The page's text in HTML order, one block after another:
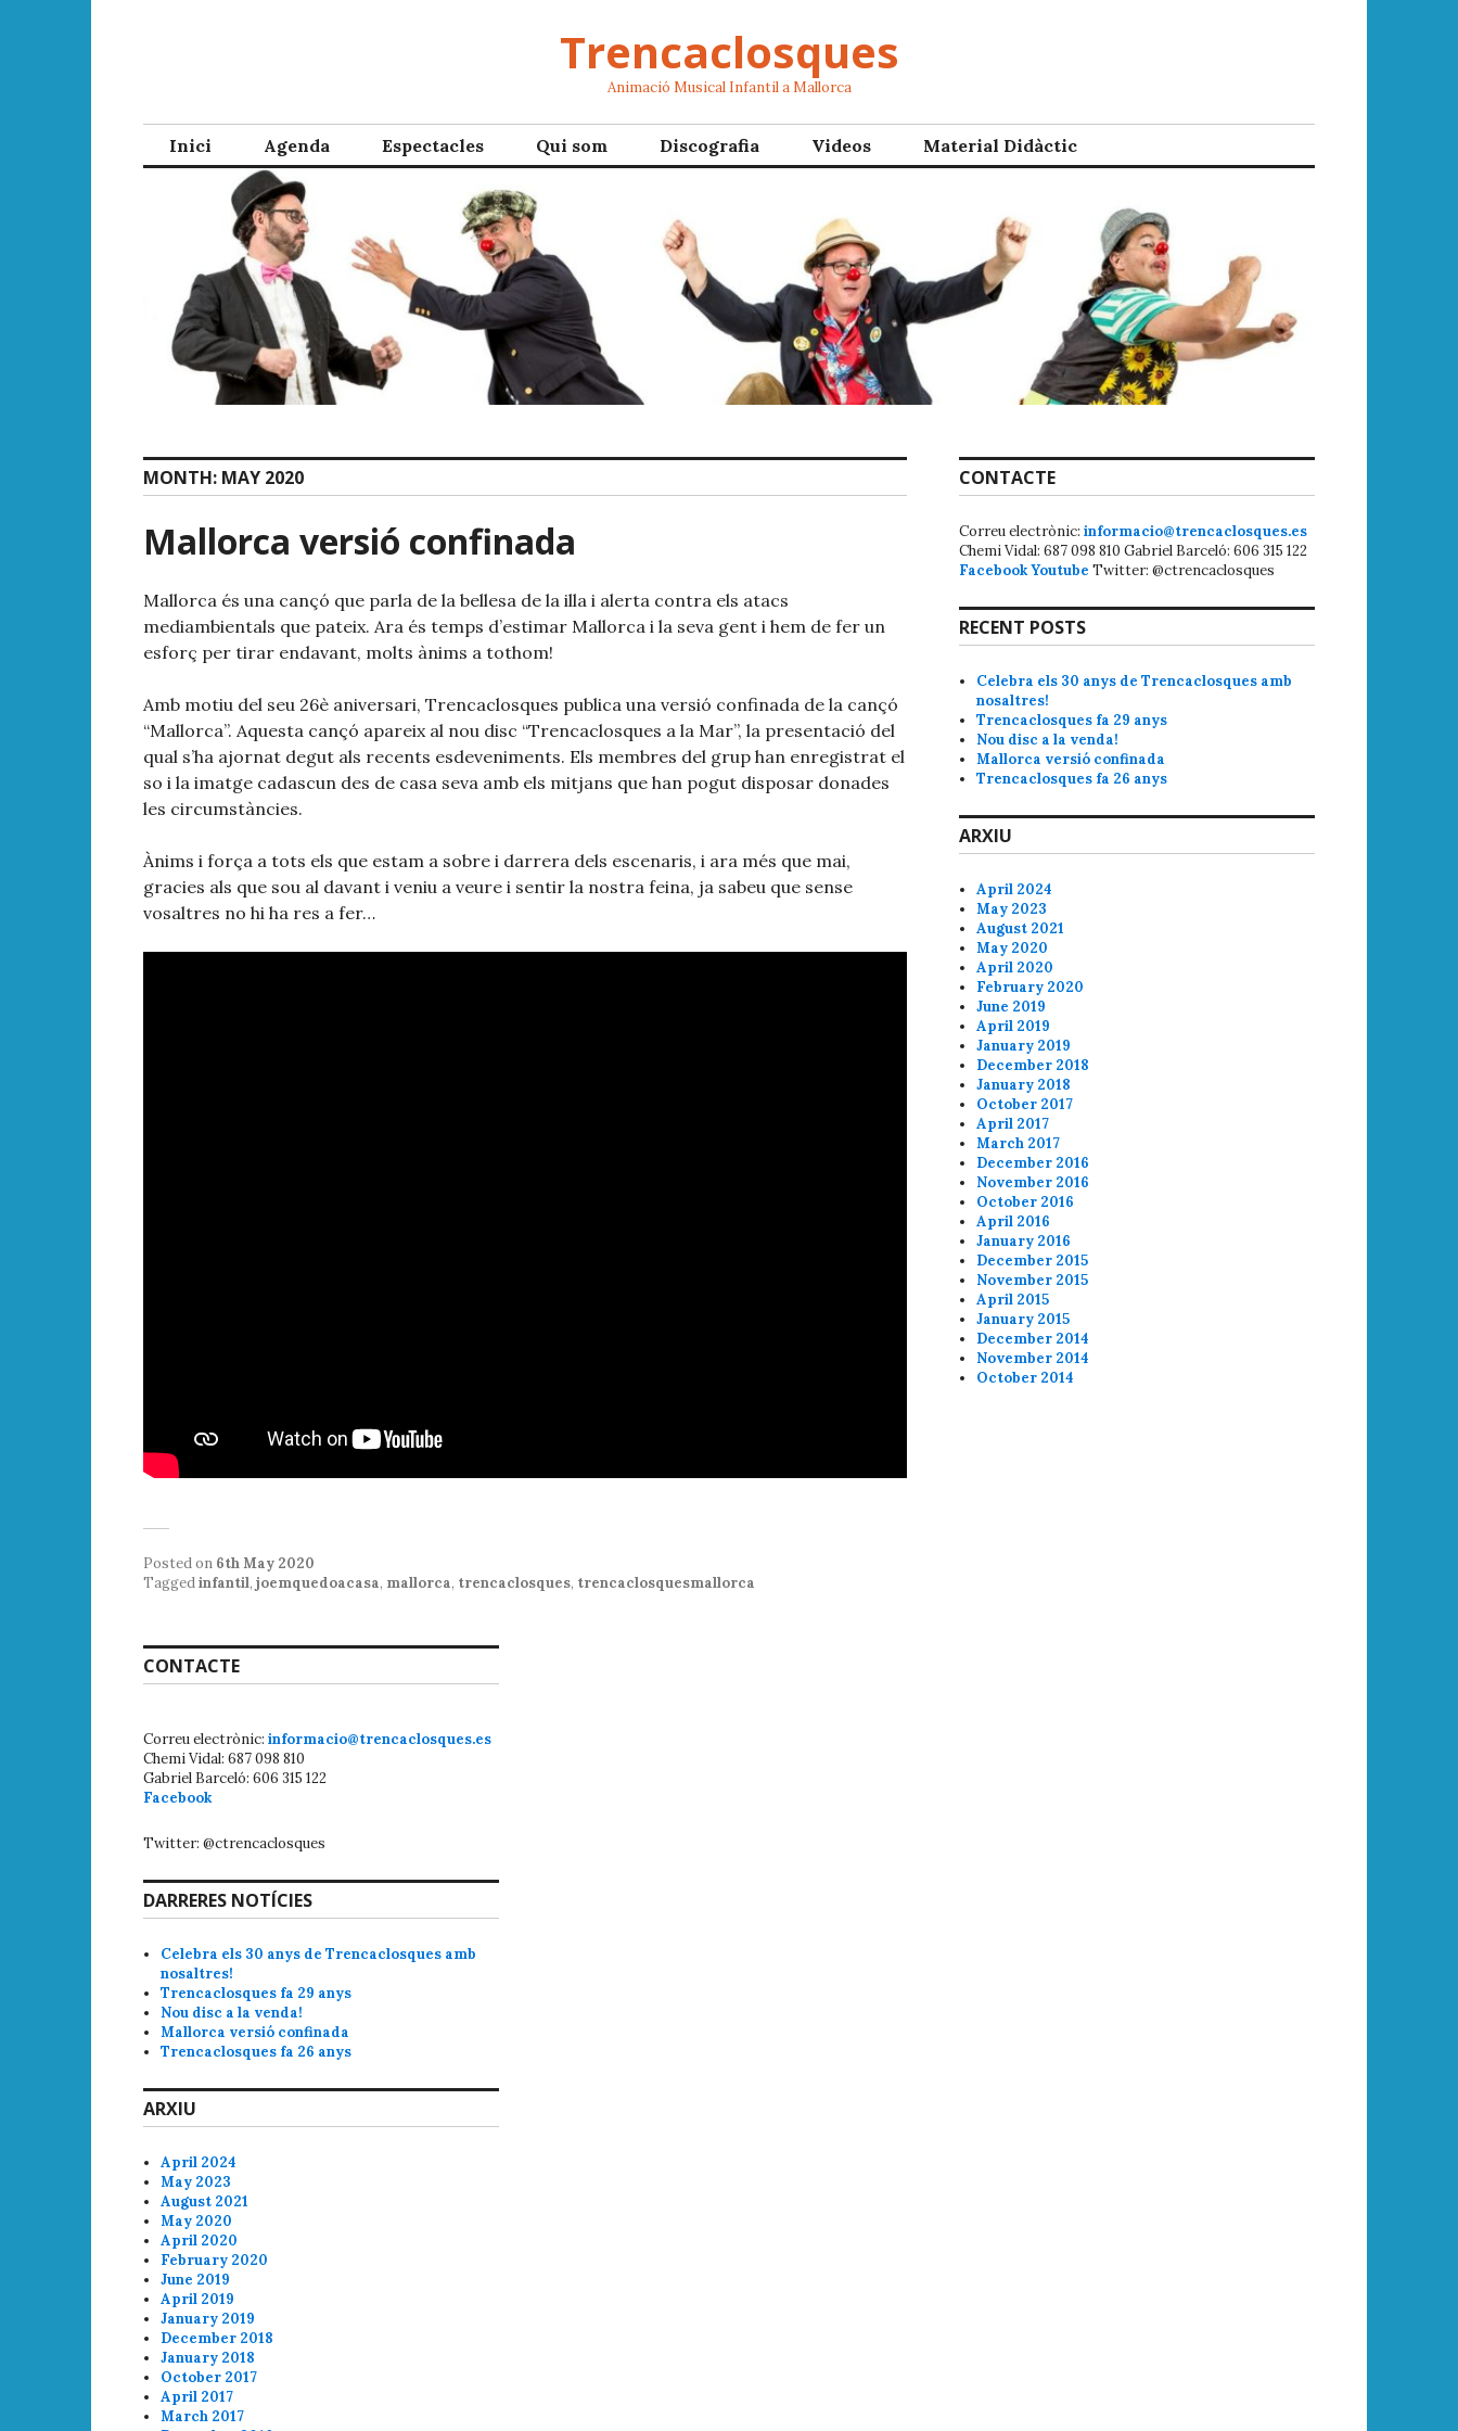
Trencaclosques
Animació Musical Infantil a Mallorca
Inici Agenda Espectacles Qui som Discografia Videos Material Didàctic
MONTH: MAY 2020
Mallorca versió confinada
Mallorca és una cançó que parla de la bellesa de la illa i alerta contra els atacs
mediambientals que pateix. Ara és temps d’estimar Mallorca i la seva gent i hem de fer un
esforç per tirar endavant, molts ànims a tothom!
Amb motiu del seu 26è aniversari, Trencaclosques publica una versió confinada de la cançó
“Mallorca”. Aquesta cançó apareix al nou disc “Trencaclosques a la Mar”, la presentació del
qual s’ha ajornat degut als recents esdeveniments. Els membres del grup han enregistrat el
so i la imatge cadascun des de casa seva amb els mitjans que han pogut disposar donades
les circumstàncies.
Ànims i força a tots els que estam a sobre i darrera dels escenaris, i ara més que mai,
gracies als que sou al davant i veniu a veure i sentir la nostra feina, ja sabeu que sense
vosaltres no hi ha res a fer…
Posted on 6th May 2020
Taggedinfantil, joemquedoacasa, mallorca, trencaclosques, trencaclosquesmallorca
CONTACTE
Correu electrònic: informacio@trencaclosques.es
Chemi Vidal: 687 098 810 Gabriel Barceló: 606 315 122
FacebookYoutube Twitter: @ctrencaclosques
RECENT POSTS
Celebra els 30 anys de Trencaclosques amb
nosaltres!
Trencaclosques fa 29 anys
Nou disc a la venda!
Mallorca versió confinada
Trencaclosques fa 26 anys
ARXIU
April 2024
May 2023
August 2021
May 2020
April 2020
February 2020
June 2019
April 2019
January 2019
December 2018
January 2018
October 2017
April 2017
March 2017
December 2016
November 2016
October 2016
April 2016
January 2016
December 2015
November 2015
April 2015
January 2015
December 2014
November 2014
October 2014
CONTACTE
Correu electrònic: informacio@trencaclosques.es
Chemi Vidal: 687 098 810
Gabriel Barceló: 606 315 122
Facebook
Twitter: @ctrencaclosques
DARRERES NOTÍCIES
Celebra els 30 anys de Trencaclosques amb
nosaltres!
Trencaclosques fa 29 anys
Nou disc a la venda!
Mallorca versió confinada
Trencaclosques fa 26 anys
ARXIU
April 2024
May 2023
August 2021
May 2020
April 2020
February 2020
June 2019
April 2019
January 2019
December 2018
January 2018
October 2017
April 2017
March 2017